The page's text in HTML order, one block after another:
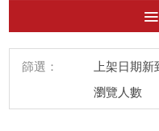
篩選： 上架日期新
瀏覽人數